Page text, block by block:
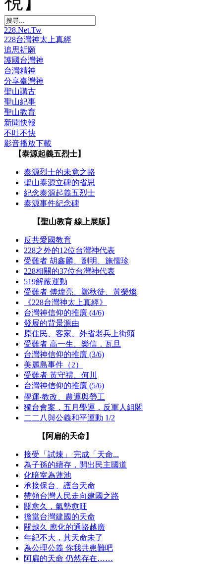
228.Net.Tw
228台灣神太上真經
追思祈願
護國台灣神
台灣精神
分享臺灣神
聖山講古
聖山紀事
聖山教育
新聞快報
不吐不快
影音播放下載
【泰源起義五烈士】
泰源烈士的未竟之路
聖山泰源立碑的省思
紀念泰源起義五烈士
泰源事件紀念碑
【聖山教育 線上展版】
反共愛國教育
228之外的12位台灣神代表
受難者 胡鑫麟、劉明、施儒珍
228相關的37位台灣神代表
519解嚴運動
受難者 傅煒亮、鄭秋徒、黃榮燦
《228台灣神太上真經》
台灣神信仰的推廣 (4/6)
發展的背景源由
原住民、客家、外省老兵上街頭
受難者 高一生、樂信．瓦旦
台灣神信仰的推廣 (3/6)
美麗島事件（2）
受難者 黃守禮、何川
台灣神信仰的推廣 (5/6)
學運‧教改、農運與勞工
獨台會案．五月學運．反軍人組閣
二二八與公義和平運動 1/2
【阿扁的天命】
接受「試煉」 完成「天命...
為子孫的續存，開出民主國道
化暗室為蓮池
承接保台、護台天命
帶領台灣人民走向建國之路
關愈久，氣勢愈旺
擔當台灣建國的天命
關越久 應化的通路越廣
年紀不大，其天命未了
為公理公義 你我共患難吧
阿扁的天命 仍然存在……